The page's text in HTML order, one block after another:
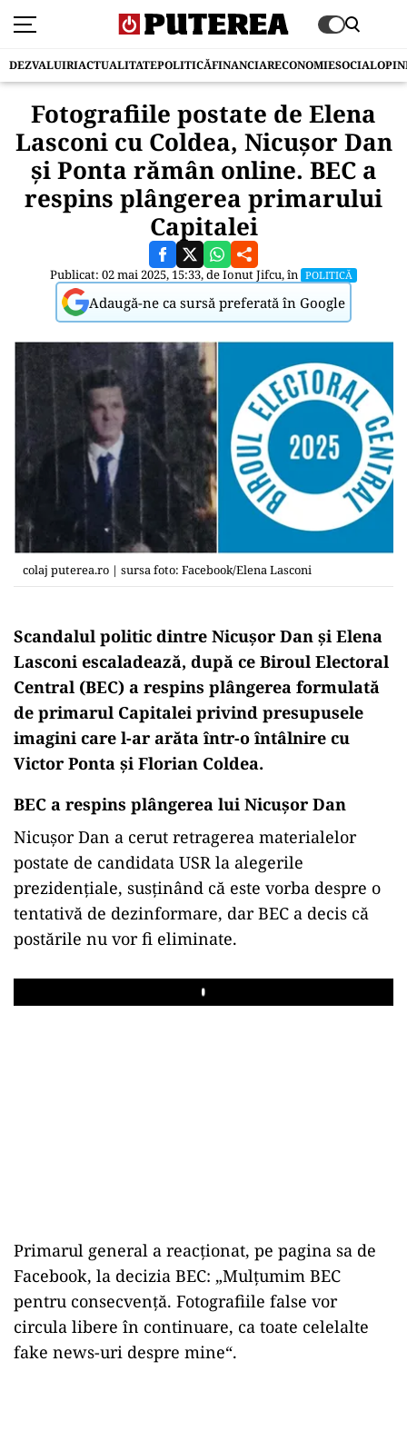
DEZVALUIRIACTUALITATEPOLITICĂFINANCIARECONOMIESOCIAL
Fotografiile postate de Elena
Lasconi cu Coldea, Nicuşor Dan
și Ponta rămân online. BEC a
respins plângerea primarului
Capitalei
Publicat: 02 mai 2025, 15:33, deIonut Jifcu, în POLITICĂ
Adaugă-ne ca sursă preferată în Google
colaj puterea.ro | sursa foto: Facebook/Elena Lasconi
Scandalul politic dintre Nicușor Dan și Elena
Lasconi escaladează, după ce Biroul Electoral
Central (BEC) a respins plângerea formulată
de primarul Capitalei privind presupusele
imagini care l-ar arăta într-o întâlnire cu
Victor Ponta și Florian Coldea.
BEC a respins plângerea lui Nicuşor Dan
Nicușor Dan a cerut retragerea materialelor
postate de candidata USR la alegerile
prezidențiale, susținând că este vorba despre o
tentativă de dezinformare, dar BEC a decis că
postările nu vor fi eliminate.
Play
Primarul general a reacţionat, pe pagina sa de
Facebook, la decizia BEC: „Mulțumim BEC
pentru consecvență. Fotografiile false vor
circula libere în continuare, ca toate celelalte
fake news-uri despre mine“.